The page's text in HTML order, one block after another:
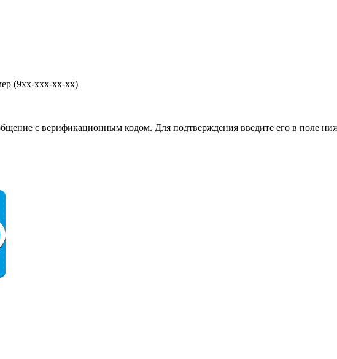
(9хх-ххх-хх-хх)
с верификационным кодом. Для подтверждения введите его в поле